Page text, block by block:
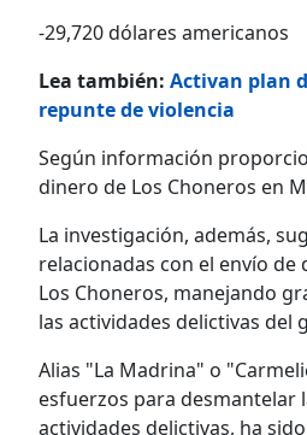
-29,720 dólares americanos
Lea también: Activan plan
repunte de violencia
Según información
dinero de Los Choneros en
La investigación, además,
relacionadas con el envío
Los Choneros, manejando
las actividades delictivas del
Alias "La Madrina" o
esfuerzos para desmantelar
actividades delictivas, ha